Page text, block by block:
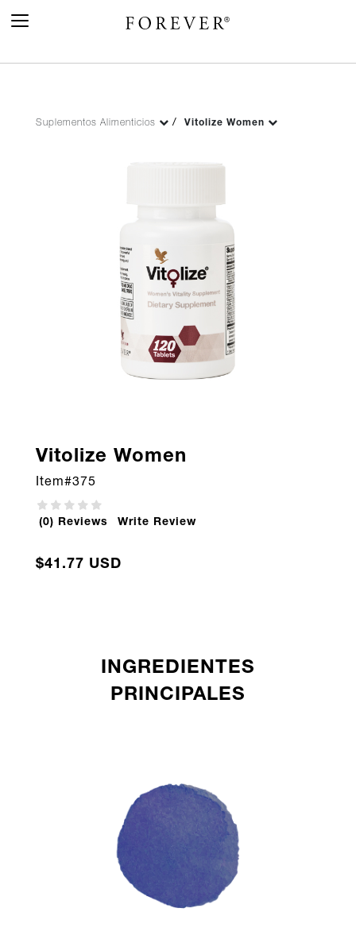
Toggle
Suplementos Alimenticios Vitolize Women
Vitolize Women
Item#375
(0) Reviews Write Review
$41.77 USD
INGREDIENTES
PRINCIPALES